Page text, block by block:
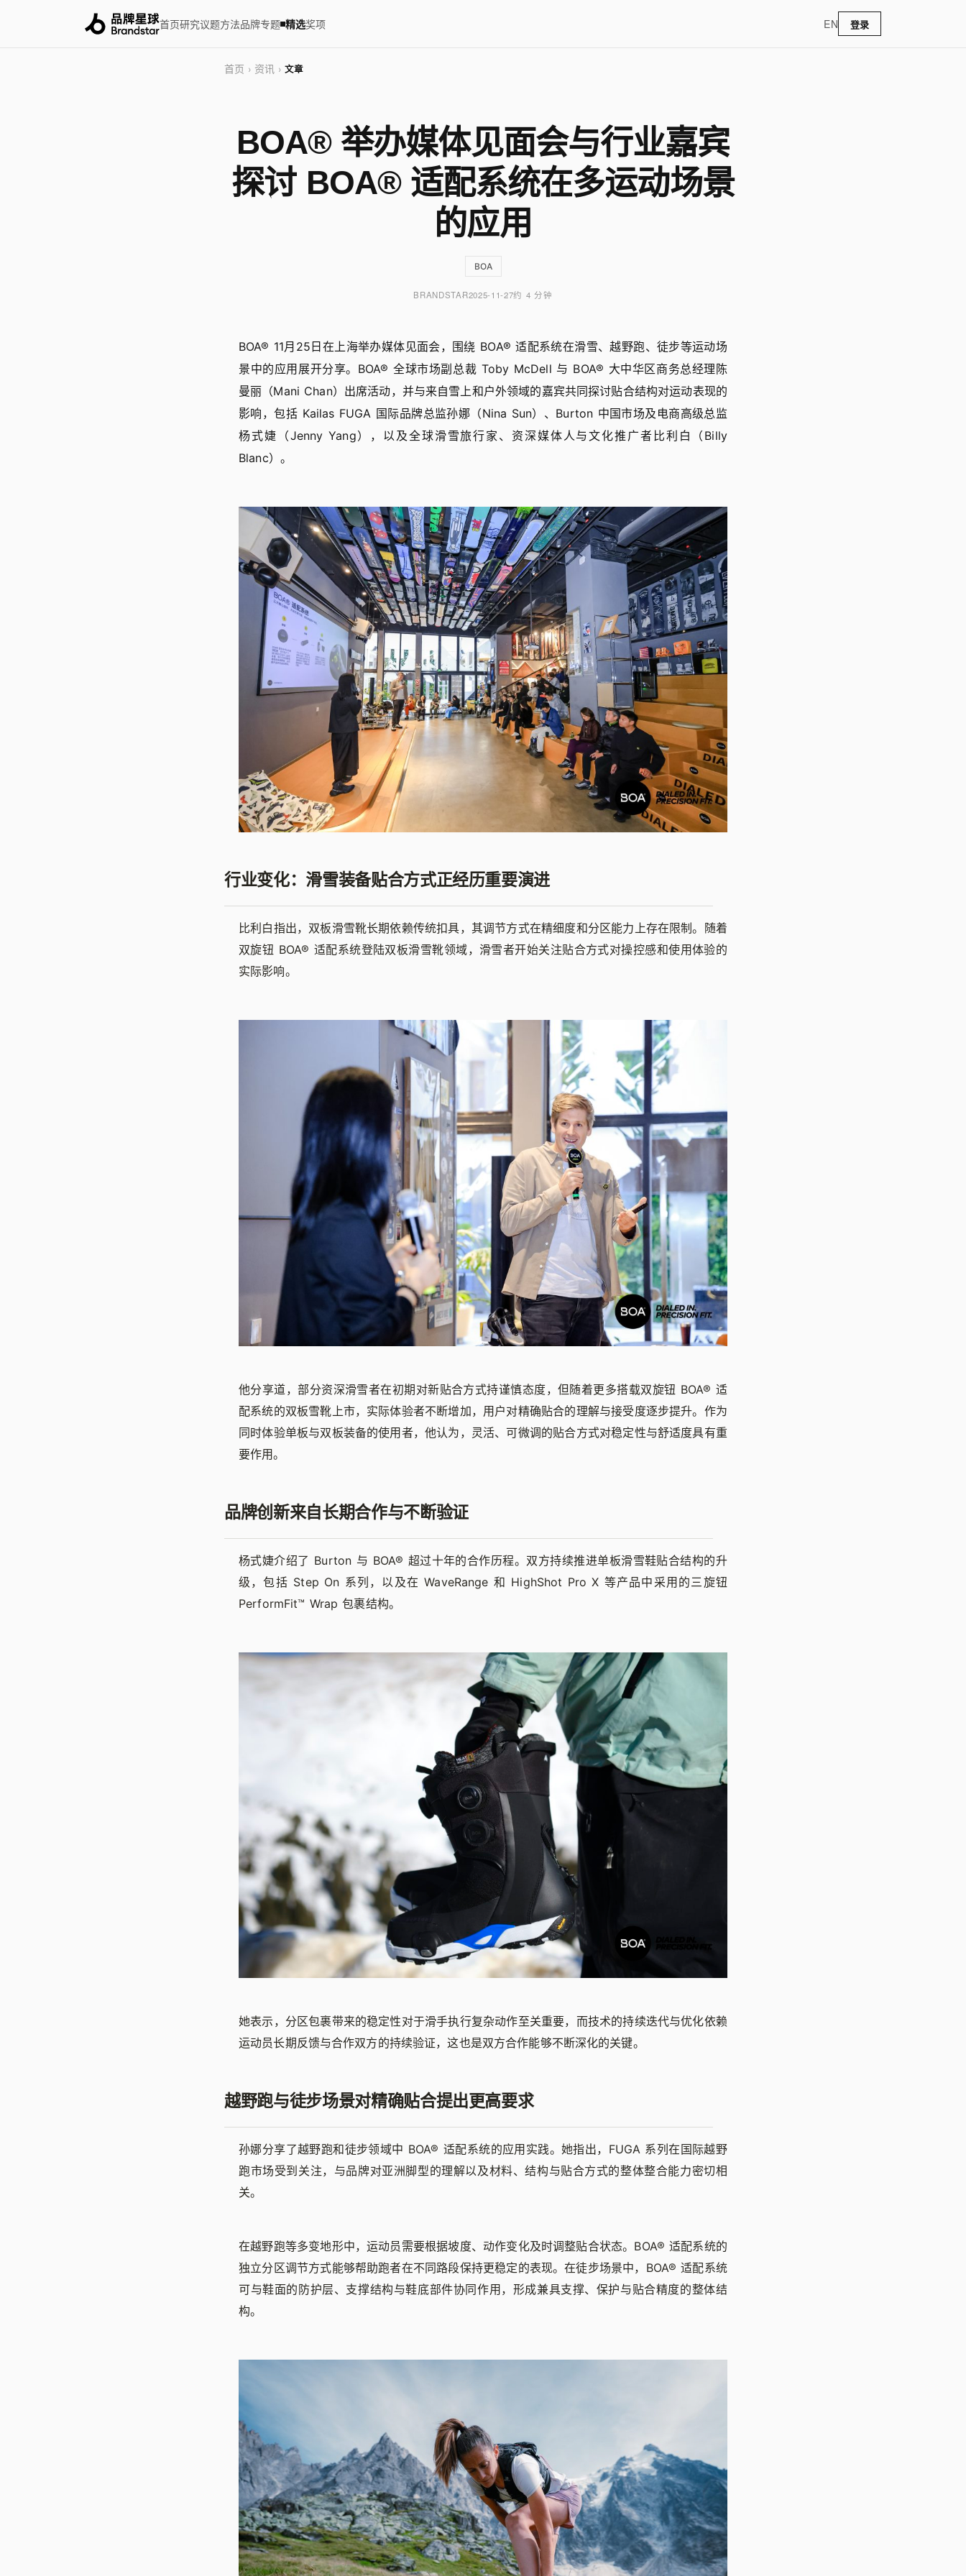
首页研究议题方法品牌专题 精选奖项 EN 登录
首页 › 资讯 › 文章
BOA® 举办媒体见面会与行业嘉宾
探讨 BOA® 适配系统在多运动场景
的应用
BOA
BRANDSTAR2025-11-27约 4 分钟
BOA® 11月25日在上海举办媒体见面会，围绕 BOA® 适配系统在滑雪、越野跑、徒步等运动场
景中的应用展开分享。BOA® 全球市场副总裁 Toby McDell 与 BOA® 大中华区商务总经理陈
曼丽（Mani Chan）出席活动，并与来自雪上和户外领域的嘉宾共同探讨贴合结构对运动表现的
影响，包括 Kailas FUGA 国际品牌总监孙娜（Nina Sun）、Burton 中国市场及电商高级总监
杨式婕（Jenny Yang），以及全球滑雪旅行家、资深媒体人与文化推广者比利白（Billy
Blanc）。
行业变化：滑雪装备贴合方式正经历重要演进
比利白指出，双板滑雪靴长期依赖传统扣具，其调节方式在精细度和分区能力上存在限制。随着
双旋钮 BOA® 适配系统登陆双板滑雪靴领域，滑雪者开始关注贴合方式对操控感和使用体验的
实际影响。
他分享道，部分资深滑雪者在初期对新贴合方式持谨慎态度，但随着更多搭载双旋钮 BOA® 适
配系统的双板雪靴上市，实际体验者不断增加，用户对精确贴合的理解与接受度逐步提升。作为
同时体验单板与双板装备的使用者，他认为，灵活、可微调的贴合方式对稳定性与舒适度具有重
要作用。
品牌创新来自长期合作与不断验证
杨式婕介绍了 Burton 与 BOA® 超过十年的合作历程。双方持续推进单板滑雪鞋贴合结构的升
级，包括 Step On 系列，以及在 WaveRange 和 HighShot Pro X 等产品中采用的三旋钮
PerformFit™ Wrap 包裹结构。
她表示，分区包裹带来的稳定性对于滑手执行复杂动作至关重要，而技术的持续迭代与优化依赖
运动员长期反馈与合作双方的持续验证，这也是双方合作能够不断深化的关键。
越野跑与徒步场景对精确贴合提出更高要求
孙娜分享了越野跑和徒步领域中 BOA® 适配系统的应用实践。她指出，FUGA 系列在国际越野
跑市场受到关注，与品牌对亚洲脚型的理解以及材料、结构与贴合方式的整体整合能力密切相
关。
在越野跑等多变地形中，运动员需要根据坡度、动作变化及时调整贴合状态。BOA® 适配系统的
独立分区调节方式能够帮助跑者在不同路段保持更稳定的表现。在徒步场景中，BOA® 适配系统
可与鞋面的防护层、支撑结构与鞋底部件协同作用，形成兼具支撑、保护与贴合精度的整体结
构。